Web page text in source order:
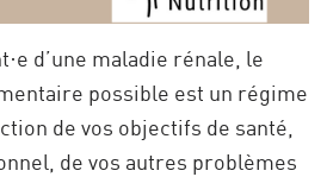
d’une maladie rénale, le
possible est un régime
de vos objectifs de santé,
de vos autres problèmes